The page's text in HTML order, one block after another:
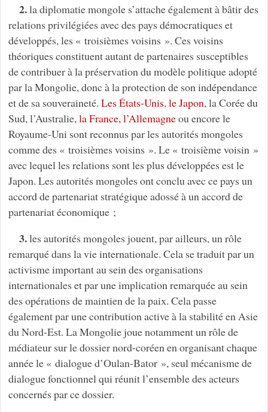
2.la diplomatie mongole s’attache également à bâtir des
relations privilégiées avec des pays démocratiques et
développés, les « troisièmes voisins ». Ces voisins
théoriques constituent autant de partenaires susceptibles
de contribuer à la préservation du modèle politique adopté
par la Mongolie, donc à la protection de son indépendance
et de sa souveraineté. Les États-Unis, le Japon, la Corée du
Sud, l’Australie, la France, l’Allemagneou encore le
Royaume-Uni sont reconnus par les autorités mongoles
comme des « troisièmes voisins ». Le « troisième voisin »
avec lequel les relations sont les plus développées est le
Japon. Les autorités mongoles ont conclu avec ce pays un
accord de partenariat stratégique adossé à un accord de
partenariat économique ;
3.les autorités mongoles jouent, par ailleurs, un rôle
remarqué dans la vie internationale. Cela se traduit par un
activisme important au sein des organisations
internationales et par une implication remarquée au sein
des opérations de maintien de la paix. Cela passe
également par une contribution active à la stabilité en Asie
du Nord-Est. La Mongolie joue notamment un rôle de
médiateur sur le dossier nord-coréen en organisant chaque
année le « dialogue d’Oulan-Bator », seul mécanisme de
dialogue fonctionnel qui réunit l’ensemble des acteurs
concernés par ce dossier.